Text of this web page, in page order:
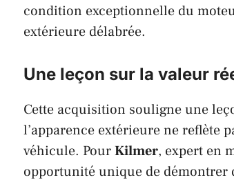
condition exceptionnelle du
extérieure délabrée.
Une leçon sur la valeur
Cette acquisition souligne une
l’apparence extérieure ne reflète
véhicule. PourKilmer, expert en
opportunité unique de démontrer